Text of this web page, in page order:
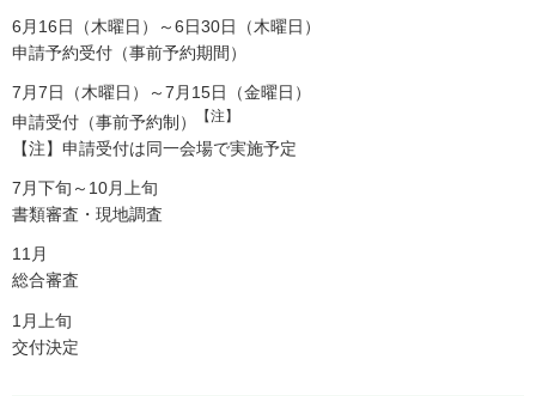
6月16日（木曜日）～6日30日（木曜日）
申請予約受付（事前予約期間）
7月7日（木曜日）～7月15日（金曜日）
申請受付（事前予約制）
【注】
【注】申請受付は同一会場で実施予定
7月下旬～10月上旬
書類審査・現地調査
11月
総合審査
1月上旬
交付決定